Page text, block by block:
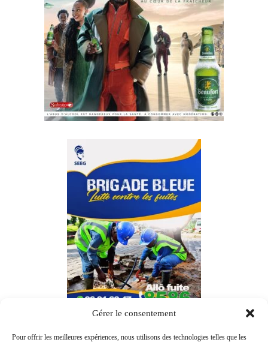
Gérer le consentement
Pour offrir les meilleures expériences, nous utilisons des technologies telles que les